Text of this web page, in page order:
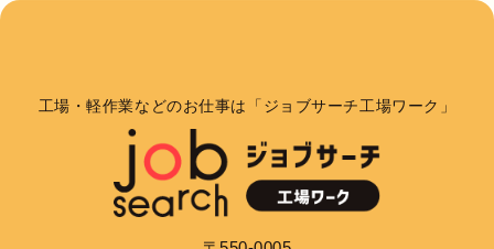
工場・軽作業などのお仕事は「ジョブサーチ工場ワーク」